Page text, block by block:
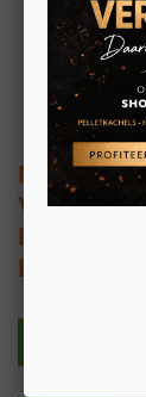
MCZ Philo
Boven en